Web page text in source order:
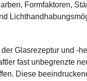
Formfaktoren,
Glasrezeptur und -
fast unbegrenzte
Diese